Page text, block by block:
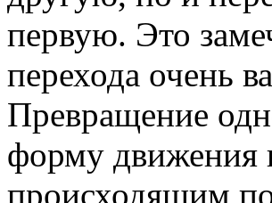
первую. Это
перехода очень
Превращение
форму движения
происходящим